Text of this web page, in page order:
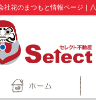
社花のまつもと情報ページ｜